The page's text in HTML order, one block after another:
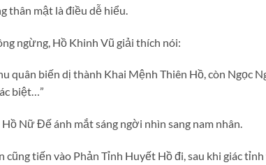
thân mật là điều dễ hiểu.
ngừng, Hồ Khinh Vũ giải thích nói:
quân biến dị thành Khai Mệnh Thiên Hồ, còn Ngọc
biệt…”
Nữ Đế ánh mắt sáng ngời nhìn sang nam nhân.
cũng tiến vào Phản Tỉnh Huyết Hồ đi, sau khi giác